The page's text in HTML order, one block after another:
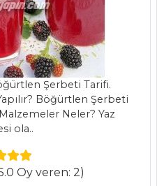
Şerbeti Tarifi.
Böğürtlen Şerbeti
Neler? Yaz
ola..
Oy veren: 2)